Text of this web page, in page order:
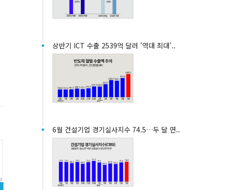
상반기 ICT 수출 2539억 달러 '역대 최대'..
6월 건설기업 경기실사지수 74.5…두 달 연..